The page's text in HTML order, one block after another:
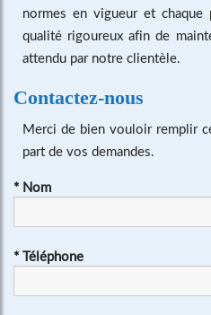
normes en vigueur et
qualité rigoureux afin de
attendu par notre clientèle.
Contactez-nous
Merci de bien vouloir remplir
part de vos demandes.
* Nom
* Téléphone